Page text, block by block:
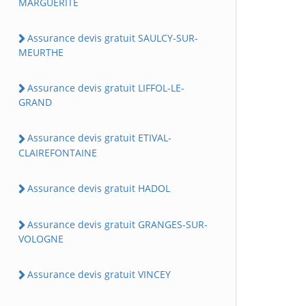
Assurance devis gratuit SAULCY-SUR-
MEURTHE
Assurance devis gratuit LIFFOL-LE-
GRAND
Assurance devis gratuit ETIVAL-
CLAIREFONTAINE
Assurance devis gratuit HADOL
Assurance devis gratuit GRANGES-SUR-
VOLOGNE
Assurance devis gratuit VINCEY